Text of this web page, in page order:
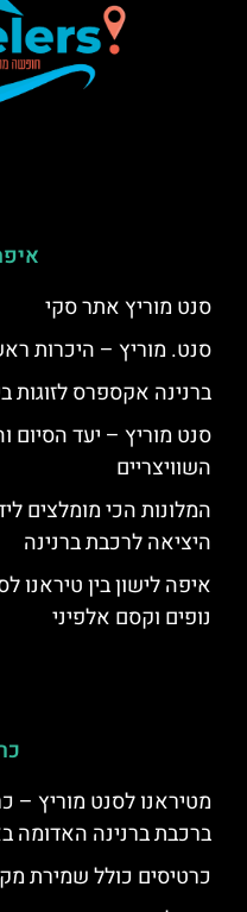
סנט מוריץ אתר סקי
סנט. מוריץ – היכרות
ברנינה אקספרס
סנט מוריץ – יעד הסיום
השוויצריים
המלונות הכי מומלצים
היציאה לרכבת ברנינה
איפה לישון בין טיראנו
נופים וקסם אלפיני
מטיראנו לסנט מוריץ –
ברכבת ברנינה האדומה
כרטיסים כולל שמירת